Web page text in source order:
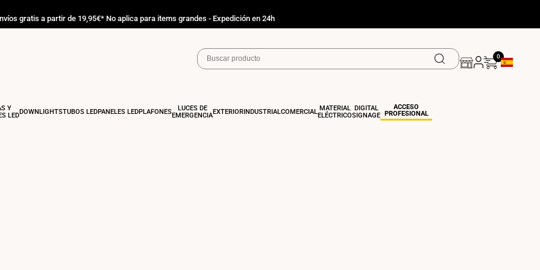
gratis a partir de 19,95€* No aplica para items grandes - Expedición en 24h
0
Y
LEDDOWNLIGHTSTUBOS LEDPANELES LEDPLAFONES
LUCES DE
EMERGENCIAEXTERIORINDUSTRIAL COMERCIAL MATERIAL
ELÉCTRICO
DIGITAL
SIGNAGE
ACCESO
PROFESIONAL